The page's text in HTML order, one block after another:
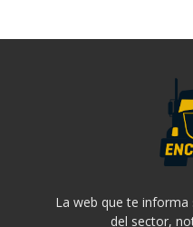
La web que te
del sector,